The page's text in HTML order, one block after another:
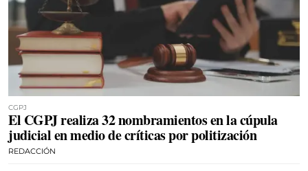
CGPJ
El CGPJ realiza 32 nombramientos en la cúpula
judicial en medio de críticas por politización
REDACCIÓN